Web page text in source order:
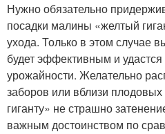
Нужно обязательно
посадки малины «желтый
ухода. Только в этом случае
будет эффективным и
урожайности. Желательно
заборов или вблизи
гиганту» не страшно
важным достоинством по